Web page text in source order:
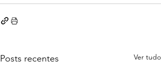
Posts recentes Ver tudo